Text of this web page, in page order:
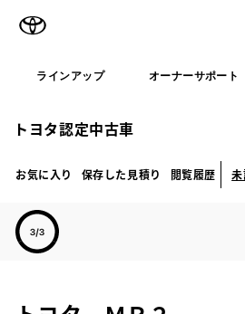
ラインアップ オーナーサポート
トヨタ認定中古車
お気に入り 保存した見積り 閲覧履歴